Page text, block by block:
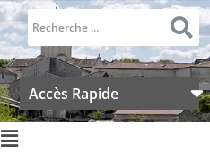
Accès Rapide